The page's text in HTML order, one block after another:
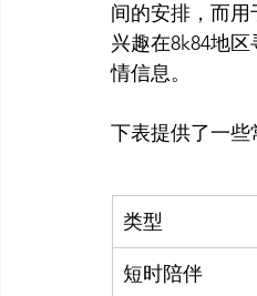
间的安排，而
兴趣在8k84地
情信息。
类型
短时陪伴